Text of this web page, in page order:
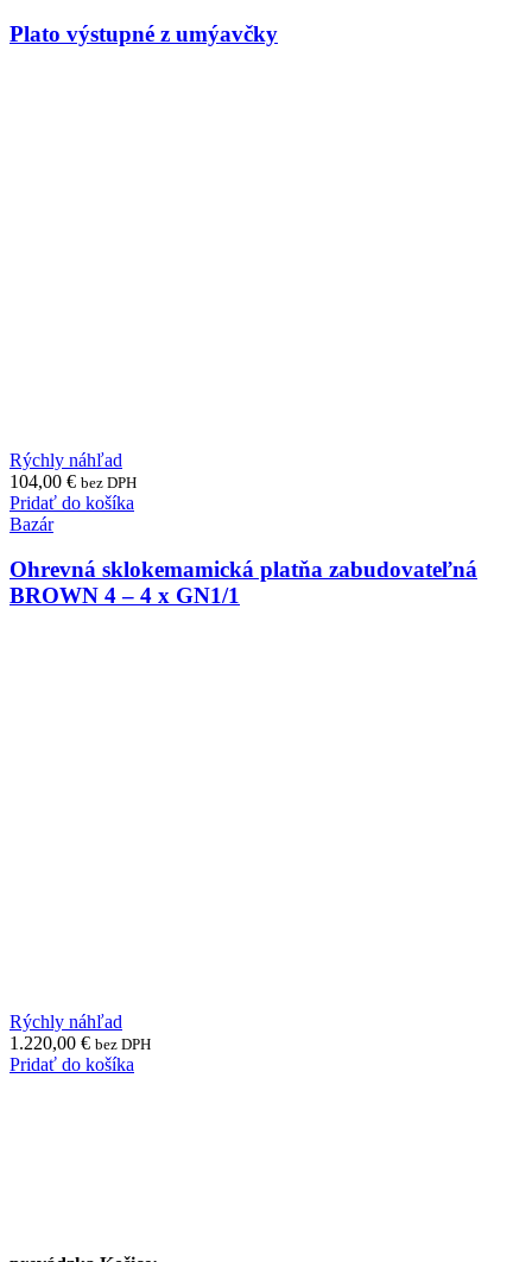
Plato výstupné z umýavčky
Rýchly náhľad
104,00 € bez DPH
Pridať do košíka
Bazár
Ohrevná sklokemamická platňa zabudovateľná
BROWN 4 – 4 x GN1/1
Rýchly náhľad
1.220,00 € bez DPH
Pridať do košíka